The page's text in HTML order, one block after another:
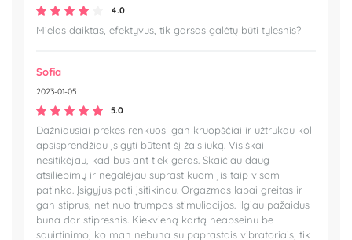
4.0
Mielas daiktas, efektyvus, tik garsas galėtų būti tylesnis?
Sofia
2023-01-05
5.0
Dažniausiai prekes renkuosi gan kruopščiai ir užtrukau kol
apsisprendžiau įsigyti būtent šį žaisliuką. Visiškai
nesitikėjau, kad bus ant tiek geras. Skaičiau daug
atsiliepimų ir negalėjau suprast kuom jis taip visom
patinka. Įsigyjus pati įsitikinau. Orgazmas labai greitas ir
gan stiprus, net nuo trumpos stimuliacijos. Ilgiau pažaidus
buna dar stipresnis. Kiekvieną kartą neapseinu be
squirtinimo, ko man nebuna su paprastais vibratoriais, tik